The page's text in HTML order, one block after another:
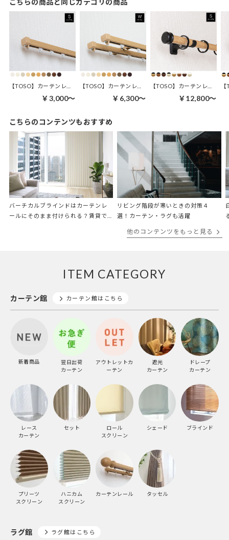
かなこ
非公開
2024/05/19
wood調のシンプルなデザインが良いです。品があります。
すべてのレビューを見る
レビューを書く
こちらの商品と同じカテゴリの商品
￥3,000～ ￥6,300～ ￥12,800～
こちらのコンテンツもおすすめ
バーチカルブラインドはカーテンレ
ールにそのまま付けられる？賃貸で
リビング階段が寒いときの対策４
選！カーテン・ラグも活躍
他のコンテンツをもっと見る
ITEM CATEGORY
カーテン館 カーテン館はこちら
新着商品
翌日出荷
カーテン
アウトレットカ
ーテン
遮光
カーテン
ドレープ
カーテン
レース
カーテン
セット
ロール
スクリーン
シェード ブラインド
プリーツ
スクリーン
ハニカム
スクリーン
カーテンレール タッセル
ラグ館 ラグ館はこちら